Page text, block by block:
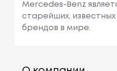
Mercedes-Benz
старейших,
брендов в мире.